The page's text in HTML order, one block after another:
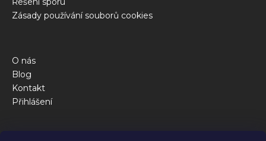
Zásady používání souborů cookies
O nás
Blog
Kontakt
Přihlášení